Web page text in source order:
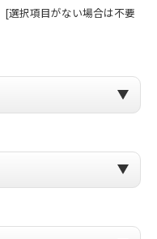
[選択項目がない場合は不要